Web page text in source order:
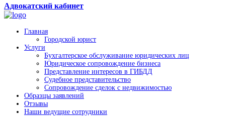
Адвокатский кабинет
Главная
Городской юрист
Услуги
Бухгалтерское обслуживание юридических лиц
Юридическое сопровождение бизнеса
Представление интересов в ГИБДД
Судебное представительство
Сопровождение сделок с недвижимостью
Образцы заявлений
Отзывы
Наши ведущие сотрудники